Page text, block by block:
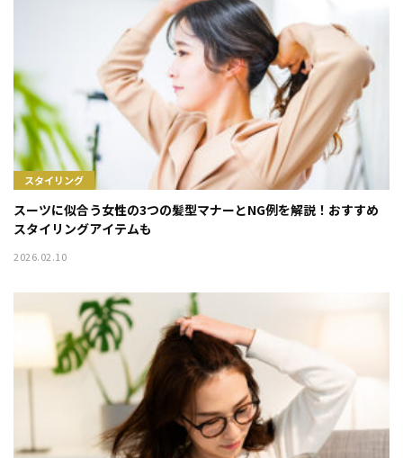
スタイリング
スーツに似合う女性の3つの髪型マナーとNG例を解説！おすすめ
スタイリングアイテムも
2026.02.10